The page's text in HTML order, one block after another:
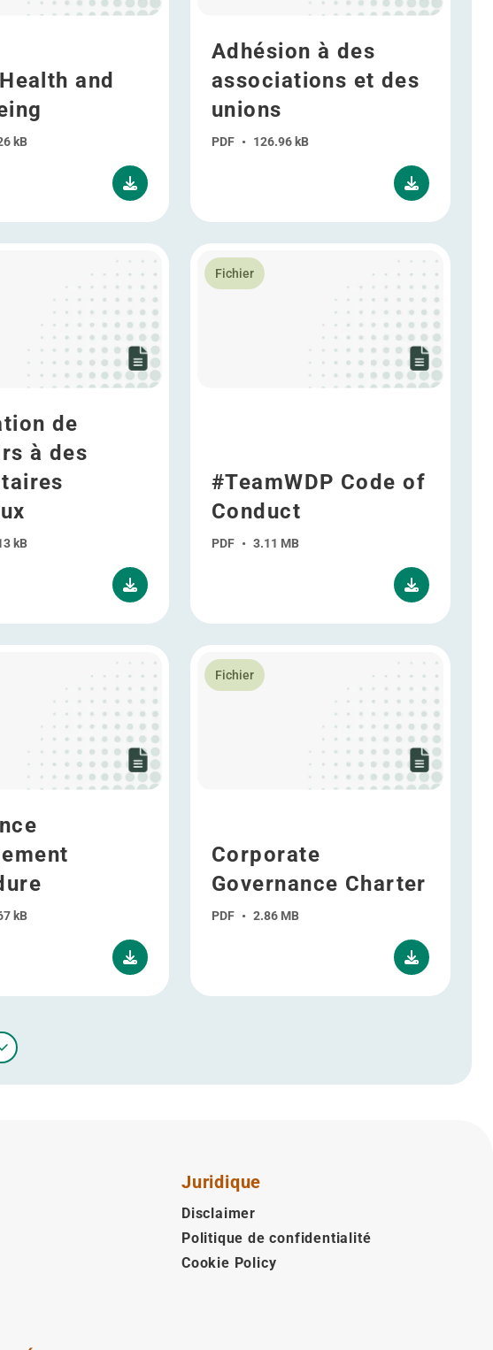
and
kB
Adhésion à des
associations et des
unions
PDF • 126.96 kB
de
à des
kB
Délégation de pouvoirs à des mandataires spéciaux
Fichier
#TeamWDP Code of
Conduct
PDF • 3.11 MB
En savoir plus #TeamWDP Code of Conduct
kB
Grievance Management Procedure
Fichier
Corporate
Governance Charter
PDF • 2.86 MB
En savoir plus Corporate Governance
Juridique
Disclaimer
Politique de confidentialité
Cookie Policy